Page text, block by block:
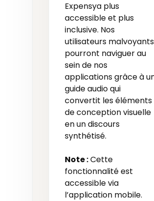
Expensya plus
accessible et plus
inclusive. Nos
utilisateurs malvoyants
pourront naviguer au
sein de nos
applications grâce à
guide audio qui
convertit les éléments
de conception visuelle
en un discours
synthétisé.
Note :Cette
fonctionnalité est
accessible via
l’application mobile.